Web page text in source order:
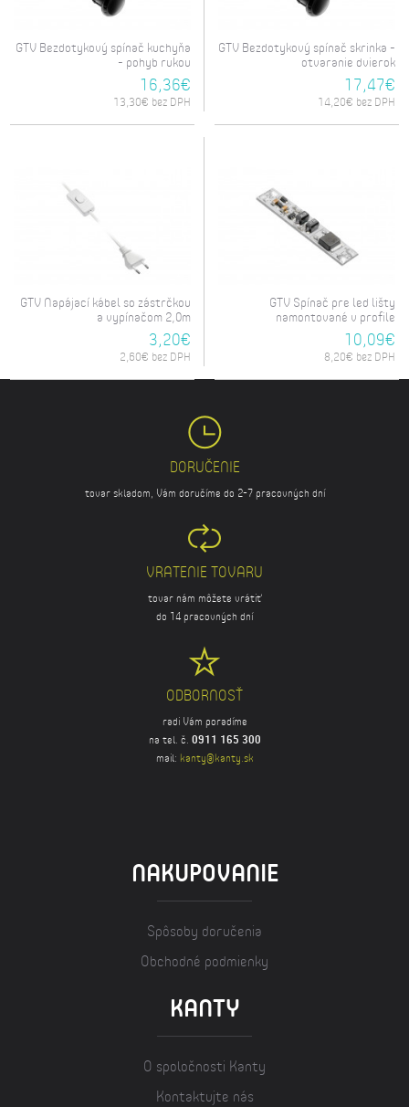
GTV Bezdotykový spínač kuchyňa
- pohyb rukou
16,36€
13,30€ bez DPH
GTV Bezdotykový spínač skrinka -
otvaranie dvierok
17,47€
14,20€ bez DPH
GTV Napájací kábel so zástrčkou
a vypínačom 2,0m
3,20€
2,60€ bez DPH
GTV Spínač pre led lišty
namontované v profile
10,09€
8,20€ bez DPH
DORUČENIE
tovar skladom, Vám doručíme do 2-7 pracovných dní
VRATENIE TOVARU
tovar nám môžete vrátiť
do 14 pracovných dní
ODBORNOSŤ
radi Vám poradíme
na tel. č. 0911 165 300
mail: kanty@kanty.sk
NAKUPOVANIE
Spôsoby doručenia
Obchodné podmienky
KANTY
O spoločnosti Kanty
Kontaktujte nás